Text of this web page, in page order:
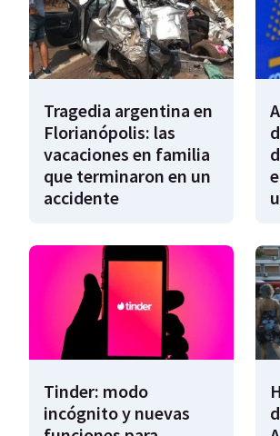
Tragedia argentina en
Florianópolis: las
vacaciones en familia
que terminaron en un
accidente
Tinder: modo
incógnito y nuevas